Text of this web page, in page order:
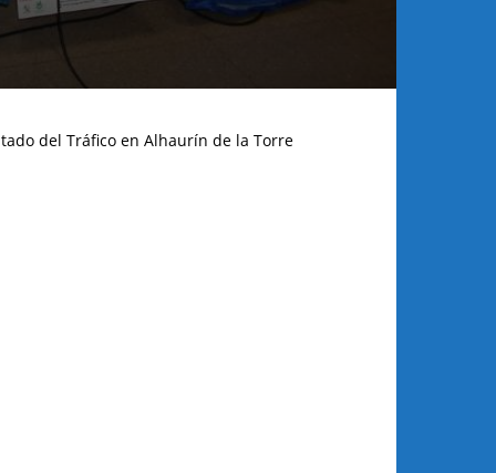
del Tráfico en Alhaurín de la Torre